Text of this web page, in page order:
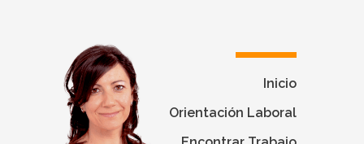
Inicio
Orientación Laboral